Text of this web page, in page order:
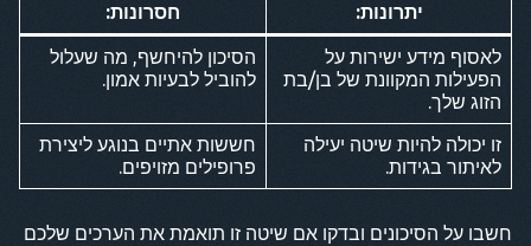
יתרונות: חסרונות:
לאסוף מידע ישירות על
הפעילות המקוונת של בן/בת
הזוג שלך.
הסיכון להיחשף, מה שעלול
להוביל לבעיות אמון.
זו יכולה להיות שיטה יעילה
לאיתור בגידות.
חששות אתיים בנוגע ליצירת
פרופילים מזויפים.
חשבו על הסיכונים ובדקו אם שיטה זו תואמת את הערכים שלכם